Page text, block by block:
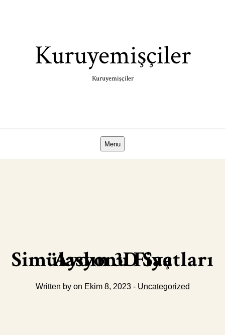
Kuruyemişçiler
Kuruyemişçiler
Menu
Aydın 3D Saç Simülasyonu Fiyatları
Written by on Ekim 8, 2023 - Uncategorized